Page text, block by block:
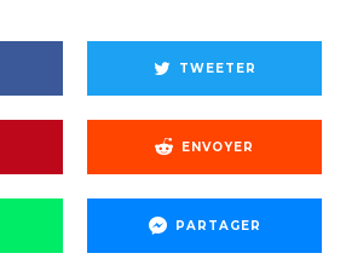
TWEETER
ENVOYER
PARTAGER